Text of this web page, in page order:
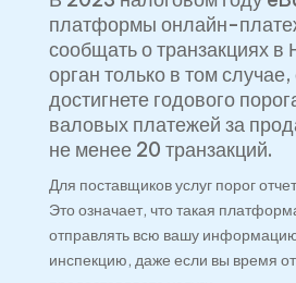
В 2023 налоговом году
платформы онлайн-
сообщать о транзакциях в
орган только в том
достигнете годового
валовых платежей за
не менее 20 транзакций.
Для поставщиков услуг порог
Это означает, что такая
отправлять всю вашу информацию